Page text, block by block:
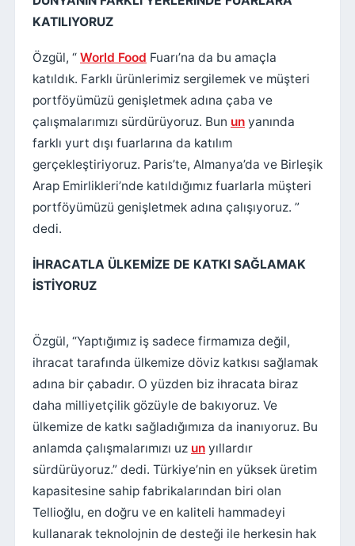
KATILIYORUZ
Özgül, “ World Food Fuarı’na da bu amaçla
katıldık. Farklı ürünlerimiz sergilemek ve müşteri
portföyümüzü genişletmek adına çaba ve
çalışmalarımızı sürdürüyoruz. Bun un yanında
farklı yurt dışı fuarlarına da katılım
gerçekleştiriyoruz. Paris’te, Almanya’da ve Birleşik
Arap Emirlikleri’nde katıldığımız fuarlarla müşteri
portföyümüzü genişletmek adına çalışıyoruz. ”
dedi.
İHRACATLA ÜLKEMİZE DE KATKI SAĞLAMAK
İSTİYORUZ
Özgül, “Yaptığımız iş sadece firmamıza değil,
ihracat tarafında ülkemize döviz katkısı sağlamak
adına bir çabadır. O yüzden biz ihracata biraz
daha milliyetçilik gözüyle de bakıyoruz. Ve
ülkemize de katkı sağladığımıza da inanıyoruz. Bu
anlamda çalışmalarımızı uz un yıllardır
sürdürüyoruz.” dedi. Türkiye’nin en yüksek üretim
kapasitesine sahip fabrikalarından biri olan
Tellioğlu, en doğru ve en kaliteli hammadeyi
kullanarak teknolojnin de desteği ile herkesin hak